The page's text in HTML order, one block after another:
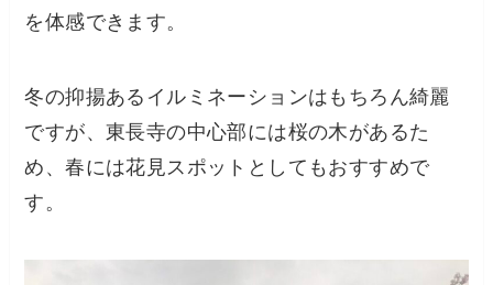
を体感できます。
冬の抑揚あるイルミネーションはもちろん綺麗
ですが、東長寺の中心部には桜の木があるた
め、春には花見スポットとしてもおすすめで
す。